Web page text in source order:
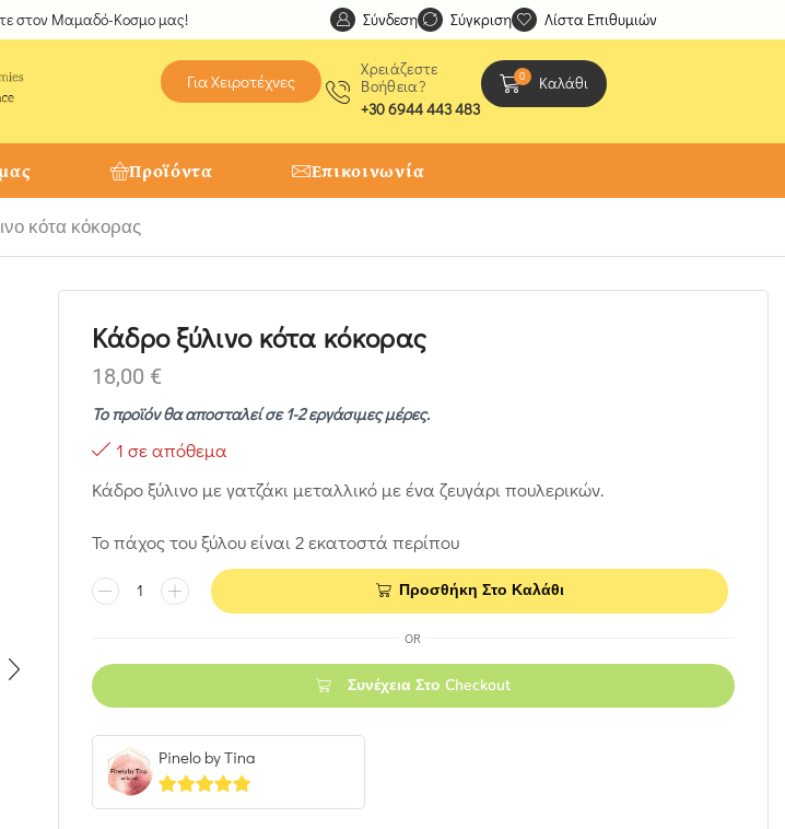
στον Μαμαδό-Κοσμο μας! Ανακαλύψτε μοναδικές δημιουργίες από τους
Σύνδεση Σύγκριση Λίστα Επιθυμιών
Για Χειροτέχνες
Χρειάζεστε
Βοήθεια?
+30 6944 443 483
0 Καλάθι
Προϊόντα Επικοινωνία
κότα κόκορας
Κάδρο ξύλινο κότα κόκορας
18,00 €
Το προϊόν θα αποσταλεί σε 1-2 εργάσιμες μέρες.
1 σε απόθεμα
Κάδρο ξύλινο με γατζάκι μεταλλικό με ένα ζευγάρι πουλερικών.
Το πάχος του ξύλου είναι 2 εκατοστά περίπου
Προσθήκη Στο Καλάθι
OR
Συνέχεια Στο Checkout
Pinelo by Tina
5out of 5